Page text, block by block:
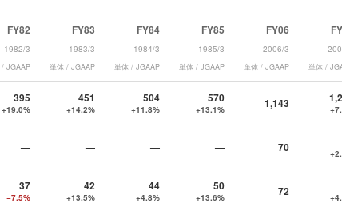
FY82
1982/3
/ JGAAP
FY83
1983/3
単体 / JGAAP
FY84
1984/3
単体 / JGAAP
FY85
1985/3
単体 / JGAAP
FY06
2006/3
単体 / JGAAP
FY07
2007/3
単体 / JGAAP
395
+19.0%
451
+14.2%
504
+11.8%
570
+13.1% 1,143 1,227
+7.3%
— — — — 70 +2.9%
37
−7.5%
42
+13.5%
44
+4.8%
50
+13.6% 72 +4.2%